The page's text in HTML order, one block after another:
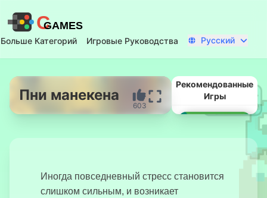
CGAMES
Больше Категорий Игровые Руководства Русский
Пни манекена
603
Рекомендованные
Игры
Иногда повседневный стресс становится
слишком сильным, и возникает